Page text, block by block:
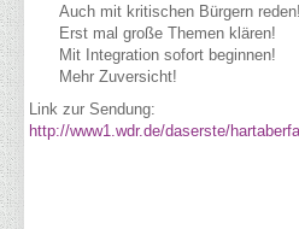
Auch mit kritischen Bürgern reden!
Erst mal große Themen klären!
Mit Integration sofort beginnen!
Mehr Zuversicht!
Link zur Sendung:
http://www1.wdr.de/daserste/